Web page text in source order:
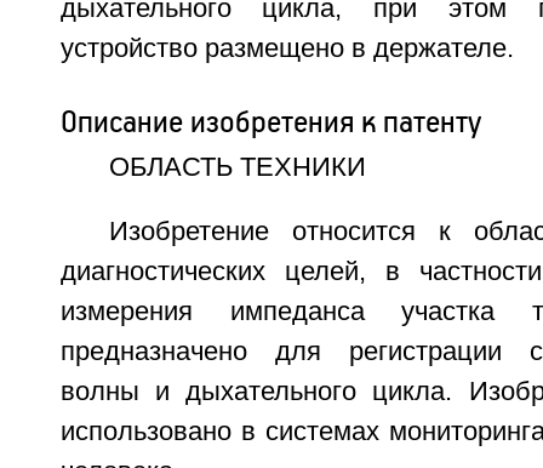
дыхательного цикла, при этом
устройство размещено в держателе.
Описание изобретения к патенту
ОБЛАСТЬ ТЕХНИКИ
Изобретение относится к
диагностических целей, в
измерения импеданса участка
предназначено для регистрации
волны и дыхательного цикла.
использовано в системах